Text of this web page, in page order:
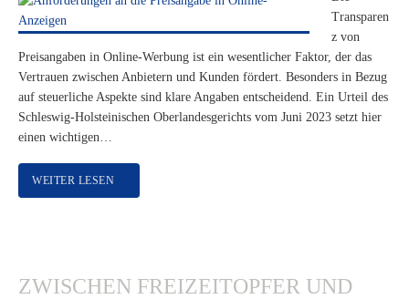
Transparen
z von
Preisangaben in Online-Werbung ist ein wesentlicher Faktor, der das
Vertrauen zwischen Anbietern und Kunden fördert. Besonders in Bezug
auf steuerliche Aspekte sind klare Angaben entscheidend. Ein Urteil des
Schleswig-Holsteinischen Oberlandesgerichts vom Juni 2023 setzt hier
einen wichtigen…
WEITER LESEN
ZWISCHEN FREIZEITOPFER UND